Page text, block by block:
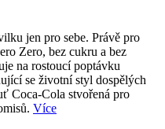
jen pro sebe. Právě pro
Zero, bez cukru a bez
na rostoucí poptávku
se životní styl dospělých
Coca-Cola stvořená pro
Více